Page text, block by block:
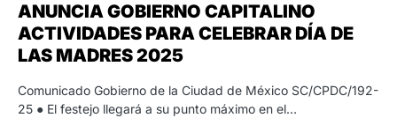
ANUNCIA GOBIERNO CAPITALINO
ACTIVIDADES PARA CELEBRAR DÍA DE
LAS MADRES 2025
Comunicado Gobierno de la Ciudad de México SC/CPDC/192-
25 ● El festejo llegará a su punto máximo en el…